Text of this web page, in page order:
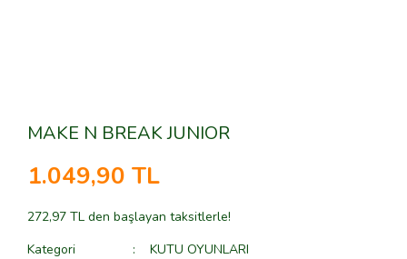
MAKE N BREAK JUNIOR
1.049,90 TL
272,97 TL den başlayan taksitlerle!
Kategori
KUTU OYUNLARI